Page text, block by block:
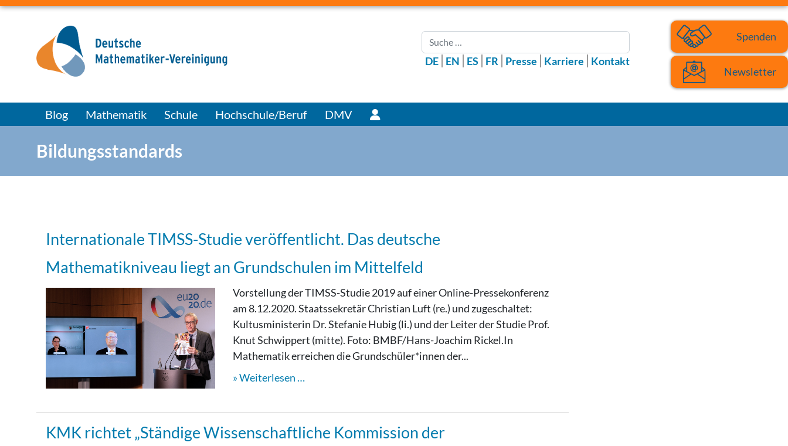
Suchen
DE EN ES FR Presse Karriere Kontakt
Spenden
Newsletter
Blog Mathematik Schule Hochschule/Beruf DMV
Bildungsstandards
Internationale TIMSS-Studie veröffentlicht. Das deutsche
Mathematikniveau liegt an Grundschulen im Mittelfeld
Vorstellung der TIMSS-Studie 2019 auf einer Online-Pressekonferenz
am 8.12.2020. Staatssekretär Christian Luft (re.) und zugeschaltet:
Kultusministerin Dr. Stefanie Hubig (li.) und der Leiter der Studie Prof.
Knut Schwippert (mitte). Foto: BMBF/Hans-Joachim Rickel.In
Mathematik erreichen die Grundschüler*innen der...
Weiterlesen …
KMK richtet „Ständige Wissenschaftliche Kommission der